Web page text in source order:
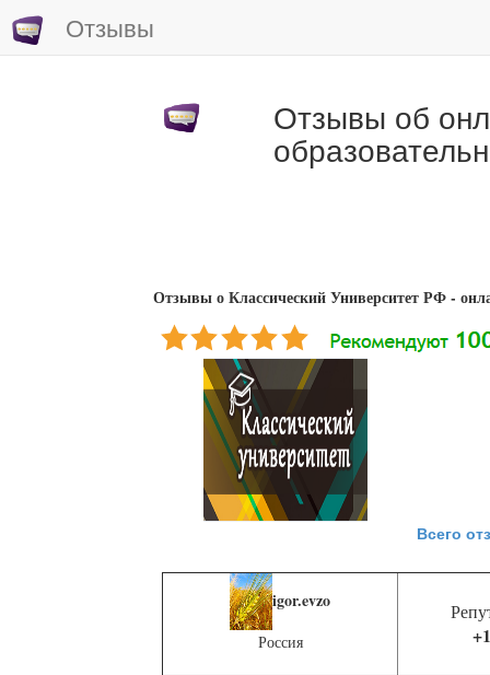
Отзывы
Отзывы об
Отзывы о Классический Университет РФ -
Всего
igor.evzo
Россия